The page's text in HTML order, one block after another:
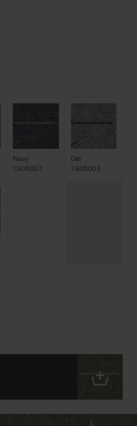
Navy
1906007
Oat
1906003